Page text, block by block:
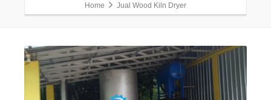
Home Jual Wood Kiln Dryer